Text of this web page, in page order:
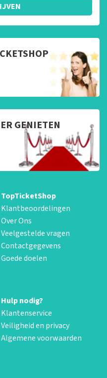
GENIETEN
TopTicketShop
Klantbeoordelingen
Over Ons
Veelgestelde vragen
Contactgegevens
Goede doelen
Hulp nodig?
Klantenservice
Veiligheid en privacy
Algemene voorwaarden